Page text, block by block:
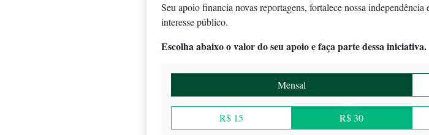
Seu apoio financia novas reportagens, fortalece nossa
interesse público.
Escolha abaixo o valor do seu apoio e faça parte dessa iniciativa.
Mensal
R$ 15 R$ 30